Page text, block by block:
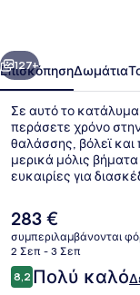
Επόμενο
127+
ΕπισκόπησηΔωμάτια
Σε αυτό το κατάλυμα
περάσετε χρόνο
θαλάσσης, βόλεϊ και
μερικά μόλις
ευκαιρίες για
περιποιήσεις
απολαύσουν μασάζ
και
ένα από τα 5
πρωινό,
προσφέρονται σε
Η
τρέχουσα
τιμή
είναι
283 €
283 €
συμπεριλαμβάνονται
2 Σεπ - 3 Σεπ
Σχόλια
8,28,2 στα 10
Πολύ καλό